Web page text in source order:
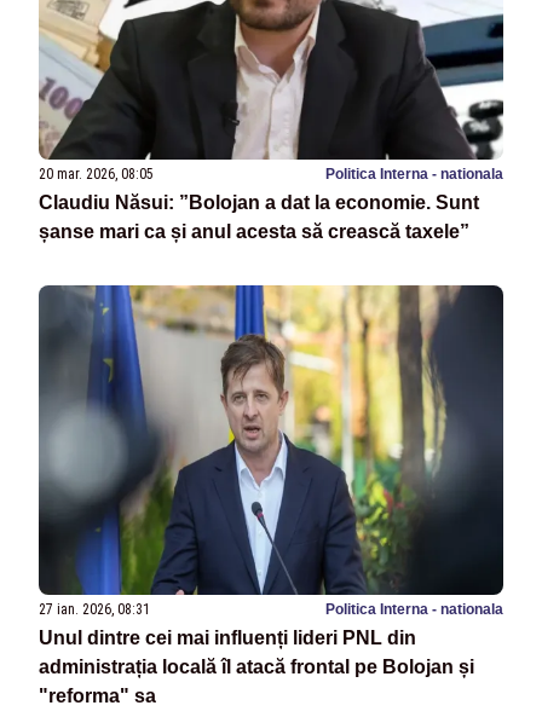
20 mar. 2026, 08:05 Politica Interna - nationala
Claudiu Năsui: ”Bolojan a dat la economie. Sunt
șanse mari ca și anul acesta să crească taxele”
27 ian. 2026, 08:31 Politica Interna - nationala
Unul dintre cei mai influenți lideri PNL din
administrația locală îl atacă frontal pe Bolojan și
"reforma" sa